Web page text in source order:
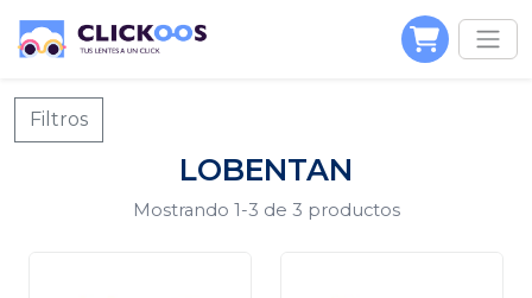
Filtros
LOBENTAN
Mostrando 1-3 de 3 productos